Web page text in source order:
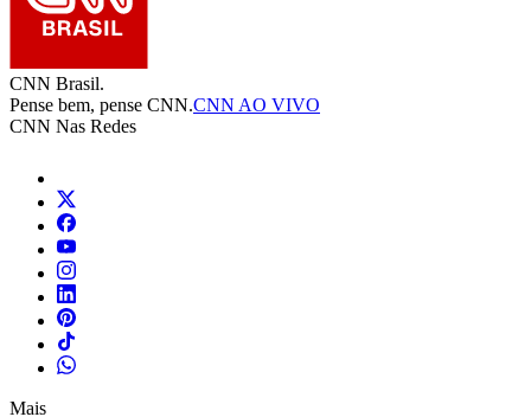
CNN Brasil.
Pense bem, pense CNN.CNN AO VIVO
CNN Nas Redes
Mais